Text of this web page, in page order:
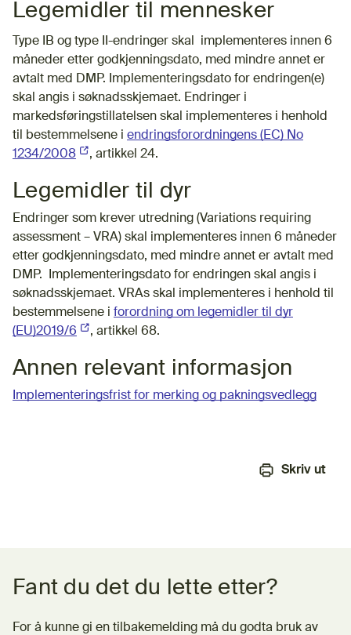
Legemidler til mennesker
Type IB og type II-endringer skal implementeres innen 6
måneder etter godkjenningsdato, med mindre annet er
avtalt med DMP. Implementeringsdato for endringen(e)
skal angis i søknadsskjemaet. Endringer i
markedsføringstillatelsen skal implementeres i henhold
til bestemmelsene i endringsforordningens (EC) No
1234/2008 (Ekstern lenke)
, artikkel 24.
Legemidler til dyr
Endringer som krever utredning (Variations requiring
assessment – VRA) skal implementeres innen 6 måneder
etter godkjenningsdato, med mindre annet er avtalt med
DMP. Implementeringsdato for endringen skal angis i
søknadsskjemaet. VRAs skal implementeres i henhold til
bestemmelsene i forordning om legemidler til dyr
(EU)2019/6 (Ekstern lenke)
, artikkel 68.
Annen relevant informasjon
Implementeringsfrist for merking og pakningsvedlegg
Skriv ut
Fant du det du lette etter?
For å kunne gi en tilbakemelding må du godta bruk av